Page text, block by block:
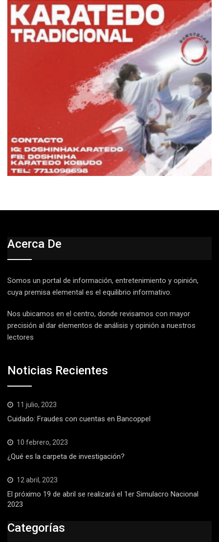
Acerca De
Somos un portal de información, entretenimiento y opinión,
cuya premisa elemental es el equilibrio informativo.
Nos ubicamos en el centro, donde revisamos con mayor
precisión al dar elementos de análisis y opinión a nuestros
lectores
Noticias Recientes
11 julio, 2023
Cuidado: Fraudes con cuentas en Bancoppel
10 febrero, 2023
¿Qué es la carpeta de investigación?
12 abril, 2023
El próximo 19 de abril se realizará el 1er Simulacro Nacional
2023
Categorías